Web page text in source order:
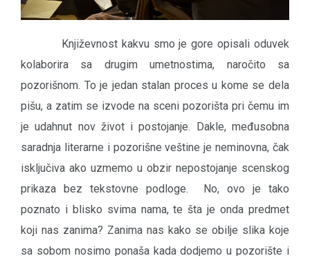
Književnost kakvu smo je gore opisali oduvek
kolaborira sa drugim umetnostima, naročito sa
pozorišnom. To je jedan stalan proces u kome se dela
pišu, a zatim se izvode na sceni pozorišta pri čemu im
je udahnut nov život i postojanje. Dakle, međusobna
saradnja literarne i pozorišne veštine je neminovna, čak
isključiva ako uzmemo u obzir nepostojanje scenskog
prikaza bez tekstovne podloge. No, ovo je tako
poznato i blisko svima nama, te šta je onda predmet
koji nas zanima? Zanima nas kako se obilje slika koje
sa sobom nosimo ponaša kada dodjemo u pozorište i